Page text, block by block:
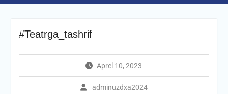
#Teatrga_tashrif
Aprel 10, 2023
adminuzdxa2024